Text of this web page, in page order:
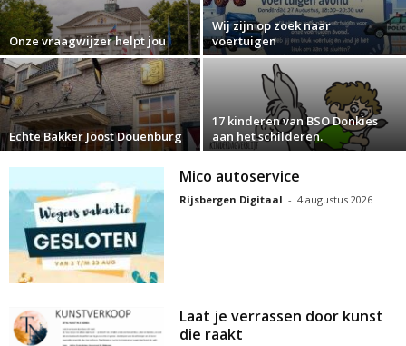
Onze vraagwijzer helpt jou
Wij zijn op zoek naar
voertuigen
Echte Bakker Joost Douenburg
17 kinderen van BSO Donkies
aan het schilderen.
Mico autoservice
Rijsbergen Digitaal - 4 augustus 2026
Laat je verrassen door kunst
die raakt